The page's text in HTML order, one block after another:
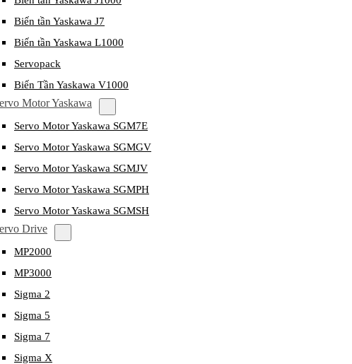
Biến tần Yaskawa J7
Biến tần Yaskawa L1000
Servopack
Biến Tần Yaskawa V1000
Motor Yaskawa
Servo Motor Yaskawa SGM7E
Servo Motor Yaskawa SGMGV
Servo Motor Yaskawa SGMJV
Servo Motor Yaskawa SGMPH
Servo Motor Yaskawa SGMSH
Drive
MP2000
MP3000
Sigma 2
Sigma 5
Sigma 7
Sigma X